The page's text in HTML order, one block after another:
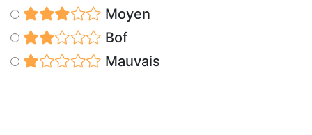
Moyen
Bof
Mauvais